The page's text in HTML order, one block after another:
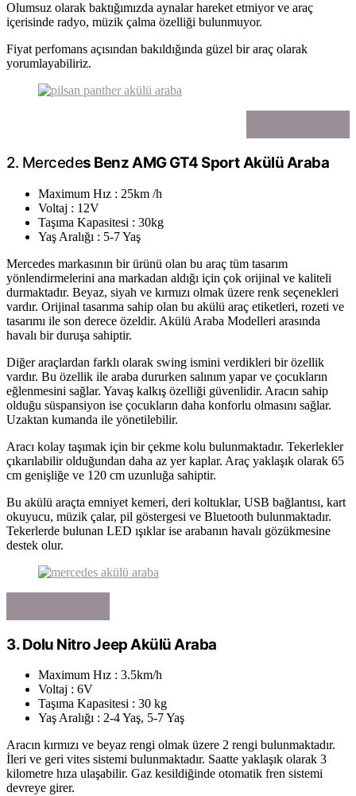
Olumsuz olarak baktığımızda aynalar hareket etmiyor ve araç
içerisinde radyo, müzik çalma özelliği bulunmuyor.
Fiyat perfomans açısından bakıldığında güzel bir araç olarak
yorumlayabiliriz.
2. Mercedes Benz AMG GT4 Sport Akülü Araba
Maximum Hız : 25km /h
Voltaj : 12V
Taşıma Kapasitesi : 30kg
Yaş Aralığı : 5-7 Yaş
Mercedes markasının bir ürünü olan bu araç tüm tasarım
yönlendirmelerini ana markadan aldığı için çok orijinal ve kaliteli
durmaktadır. Beyaz, siyah ve kırmızı olmak üzere renk seçenekleri
vardır. Orijinal tasarıma sahip olan bu akülü araç etiketleri, rozeti ve
tasarımı ile son derece özeldir. Akülü Araba Modelleri arasında
havalı bir duruşa sahiptir.
Diğer araçlardan farklı olarak swing ismini verdikleri bir özellik
vardır. Bu özellik ile araba dururken salınım yapar ve çocukların
eğlenmesini sağlar. Yavaş kalkış özelliği güvenlidir. Aracın sahip
olduğu süspansiyon ise çocukların daha konforlu olmasını sağlar.
Uzaktan kumanda ile yönetilebilir.
Aracı kolay taşımak için bir çekme kolu bulunmaktadır. Tekerlekler
çıkarılabilir olduğundan daha az yer kaplar. Araç yaklaşık olarak 65
cm genişliğe ve 120 cm uzunluğa sahiptir.
Bu akülü araçta emniyet kemeri, deri koltuklar, USB bağlantısı, kart
okuyucu, müzik çalar, pil göstergesi ve Bluetooth bulunmaktadır.
Tekerlerde bulunan LED ışıklar ise arabanın havalı gözükmesine
destek olur.
3. Dolu Nitro Jeep Akülü Araba
Maximum Hız : 3.5km/h
Voltaj : 6V
Taşıma Kapasitesi : 30 kg
Yaş Aralığı : 2-4 Yaş, 5-7 Yaş
Aracın kırmızı ve beyaz rengi olmak üzere 2 rengi bulunmaktadır.
İleri ve geri vites sistemi bulunmaktadır. Saatte yaklaşık olarak 3
kilometre hıza ulaşabilir. Gaz kesildiğinde otomatik fren sistemi
devreye girer.